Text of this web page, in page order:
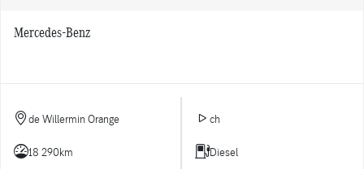
Mercedes-Benz
de Willermin Orange ch
18 290km Diesel